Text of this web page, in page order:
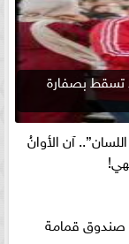
تسقط بصفارة
آن الأوانُ
صندوق قمامة